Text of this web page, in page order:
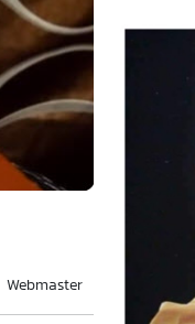
Webmaster